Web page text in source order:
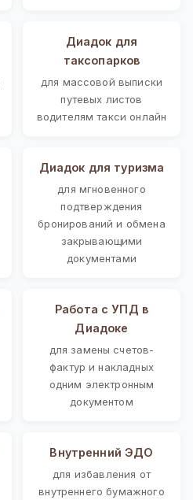
Диадок для
таксопарков
для массовой выписки
путевых листов
водителям такси онлайн
Диадок для туризма
для мгновенного
подтверждения
бронирований и обмена
закрывающими
документами
Работа с УПД в
Диадоке
для замены счетов-
фактур и накладных
одним электронным
документом
Внутренний ЭДО
для избавления от
внутреннего бумажного